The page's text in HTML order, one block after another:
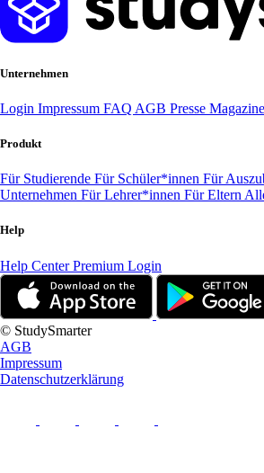
Unternehmen
Login Impressum FAQ AGB Presse Magazine
Produkt
Für Studierende Für Schüler*innen Für
Unternehmen Für Lehrer*innen Für Eltern
Help
Help CenterPremium Login
© StudySmarter
AGB
Impressum
Datenschutzerklärung